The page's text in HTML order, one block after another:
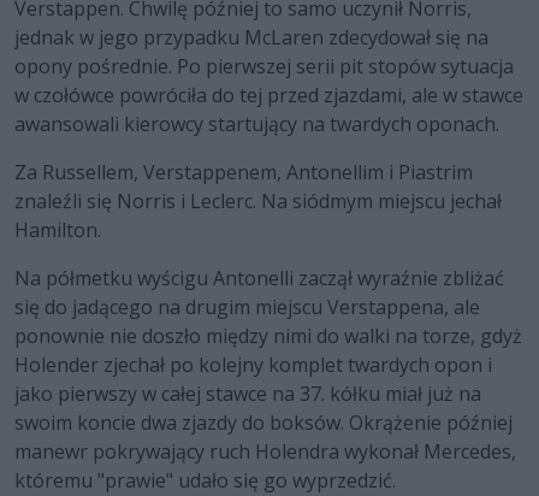
Verstappen. Chwilę później to samo uczynił Norris,
jednak w jego przypadku McLaren zdecydował się na
opony pośrednie. Po pierwszej serii pit stopów sytuacja
w czołówce powróciła do tej przed zjazdami, ale w stawce
awansowali kierowcy startujący na twardych oponach.
Za Russellem, Verstappenem, Antonellim i Piastrim
znaleźli się Norris i Leclerc. Na siódmym miejscu jechał
Hamilton.
Na półmetku wyścigu Antonelli zaczął wyraźnie zbliżać
się do jadącego na drugim miejscu Verstappena, ale
ponownie nie doszło między nimi do walki na torze, gdyż
Holender zjechał po kolejny komplet twardych opon i
jako pierwszy w całej stawce na 37. kółku miał już na
swoim koncie dwa zjazdy do boksów. Okrążenie później
manewr pokrywający ruch Holendra wykonał Mercedes,
któremu "prawie" udało się go wyprzedzić.